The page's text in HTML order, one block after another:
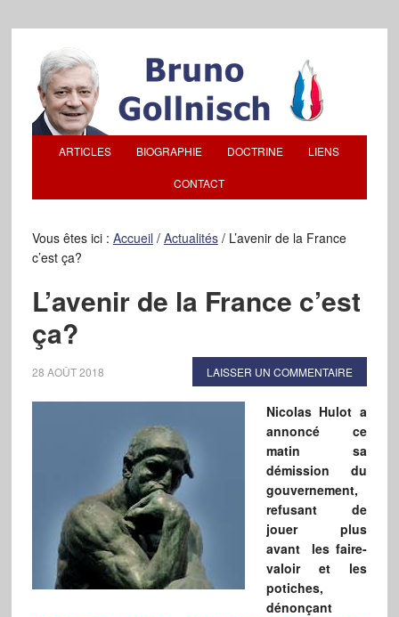
ARTICLES BIOGRAPHIE DOCTRINE LIENS
CONTACT
Vous êtes ici : Accueil / Actualités /L’avenir de la France
c’est ça?
L’avenir de la France c’est
ça?
28 AOÛT 2018 LAISSER UN COMMENTAIRE
Nicolas Hulot a
annoncé ce
matin sa
démission du
gouvernement,
refusant de
jouer plus
avant les faire-
valoir et les
potiches,
dénonçant